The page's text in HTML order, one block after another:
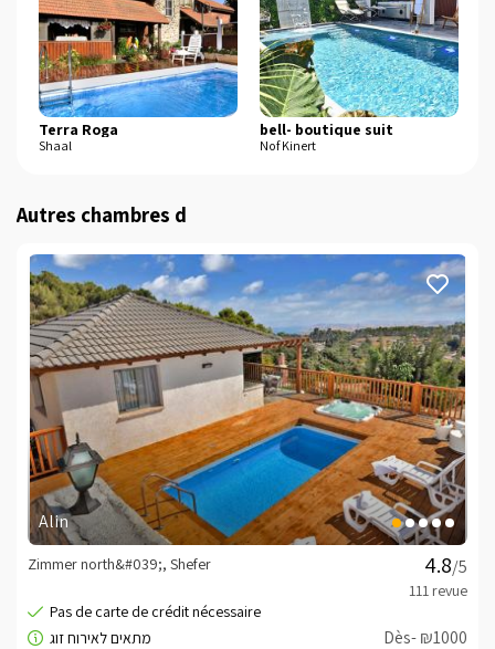
Terra Roga
Shaal
bell- boutique suit
Nof Kinert
Autres chambres d
Alin
/5
Zimmer north&#039;, Shefer
Dès- ₪1000